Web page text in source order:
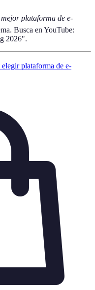
plataforma de e-
Busca en YouTube:
2026".
elegir plataforma de e-